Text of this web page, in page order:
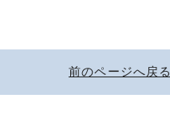
前のページへ戻る